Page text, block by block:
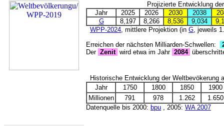
Projizierte Entwicklung
Jahr
2025 2026 2030 2038
G
8,197 8,266 8,536 9,034
WPP-2024, mittlere Projektion (in G, jeweils
Erreichen der nächsten Milliarden-Schwellen:
Der Zenit wird etwa im Jahr 2084
Historische Entwicklung der Weltbevökerung
Jahr
1750 1800 1850
1900
Millionen
791 978 1.262
1.650
Datenquelle bis 2000: bpu , 2005: WA 2007